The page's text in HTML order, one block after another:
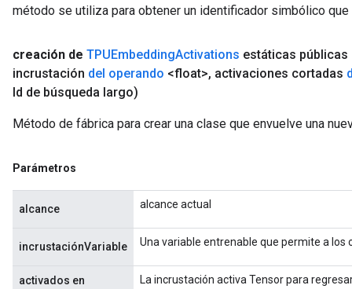
método se utiliza para obtener un identificador simbólico
creación de TPUEmbeddingActivations estáticas públicas
incrustación del operando <float>, activaciones cortadas
Id de búsqueda largo)
Método de fábrica para crear una clase que envuelve una
Parámetros
alcance alcance actual
incrustaciónVariable Una variable entrenable que permite a
activados en
La incrustación activa Tensor para